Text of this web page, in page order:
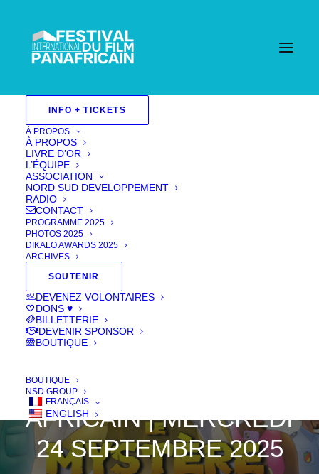
INFO + TICKETS
À PROPOS
À PROPOS
LIVRE D’OR
L’ÉQUIPE
ASSOCIATION
NORD SUD DEVELOPPEMENT
RADIO
CONTACT
PROGRAMME 2025
PHOTOS 2025
DIKALO AWARDS 2025
ARCHIVES
SOUTENIR
DEVENEZ VOLONTAIRES
DONS ♥
BILLETTERIE
DEVENIR SPONSOR
BOUTIQUE
BOUTIQUE
NSD GROUP
FRANÇAIS
ENGLISH
JOURNEE DU CINEMA
AFRICAIN | MERCREDI
24 SEPTEMBRE 2025